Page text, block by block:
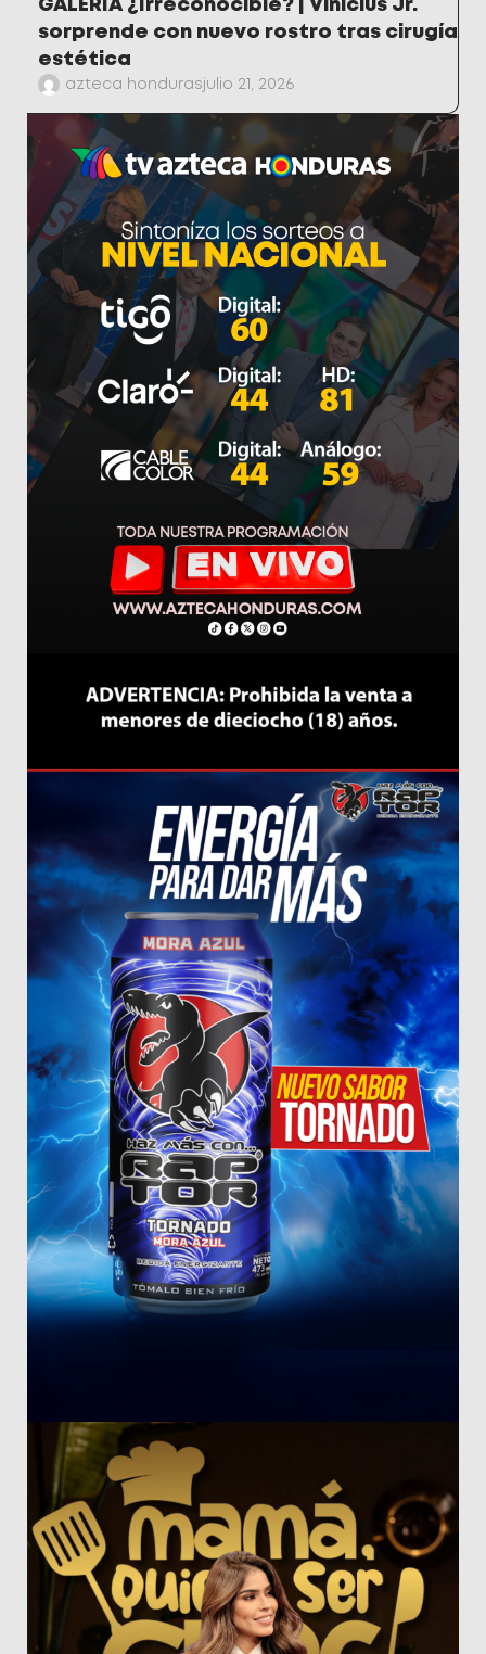
GALERÍA ¿Irreconocible? | Vinicius Jr.
sorprende con nuevo rostro tras cirugía
estética
azteca hondurasjulio 21, 2026